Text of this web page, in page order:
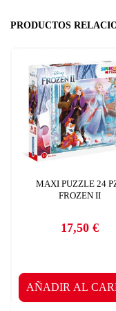
PRODUCTOS
MAXI PUZZLE 24
FROZEN II
Precio
17,50 €
AÑADIR AL